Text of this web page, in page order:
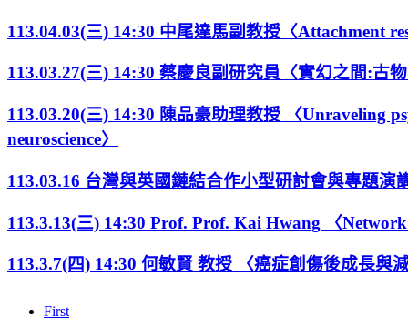
113.04.03(三) 14:30 中尾達馬副教授〈Attachment
113.03.27(三) 14:30 蔡慶良副研究員〈實幻之間:古
113.03.20(三) 14:30 陳品豪助理教授 〈Unraveling
neuroscience〉
113.03.16 台灣與英國鏈結合作小型研討會與專題演
113.3.13(三) 14:30 Prof. Prof. Kai Hwang 〈
113.3.7(四) 14:30 何敏賢 教授 〈癌症創傷後成長與
First